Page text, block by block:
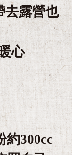
去露營也
心
約300cc